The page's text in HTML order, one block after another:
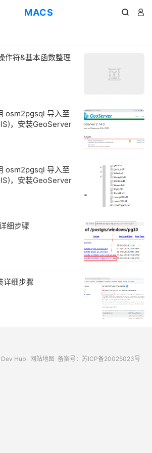
MACS  
作符&基本函数整理
osm2pgsql 导入至
，安装GeoServer
osm2pgsql 导入至
，安装GeoServer
细步骤
详细步骤
Hub 网站地图 备案号：苏ICP备20025023号